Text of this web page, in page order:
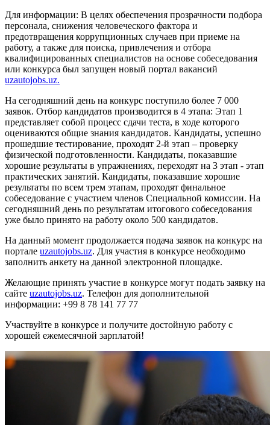
Для информации: В целях обеспечения прозрачности подбора
персонала, снижения человеческого фактора и
предотвращения коррупционных случаев при приеме на
работу, а также для поиска, привлечения и отбора
квалифицированных специалистов на основе собеседования
или конкурса был запущен новый портал вакансий
uzautojobs.uz.
На сегодняшний день на конкурс поступило более 7 000
заявок. Отбор кандидатов производится в 4 этапа: Этап 1
представляет собой процесс сдачи теста, в ходе которого
оцениваются общие знания кандидатов. Кандидаты, успешно
прошедшие тестирование, проходят 2-й этап – проверку
физической подготовленности. Кандидаты, показавшие
хорошие результаты в упражнениях, переходят на 3 этап - этап
практических занятий. Кандидаты, показавшие хорошие
результаты по всем трем этапам, проходят финальное
собеседование с участием членов Специальной комиссии. На
сегодняшний день по результатам итогового собеседования
уже было принято на работу около 500 кандидатов.
На данный момент продолжается подача заявок на конкурс на
портале uzautojobs.uz. Для участия в конкурсе необходимо
заполнить анкету на данной электронной площадке.
Желающие принять участие в конкурсе могут подать заявку на
сайте uzautojobs.uz. Телефон для дополнительной
информации: +99 8 78 141 77 77
Участвуйте в конкурсе и получите достойную работу с
хорошей ежемесячной зарплатой!